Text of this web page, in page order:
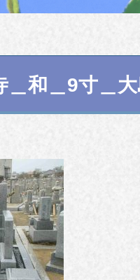
＿和＿9寸＿